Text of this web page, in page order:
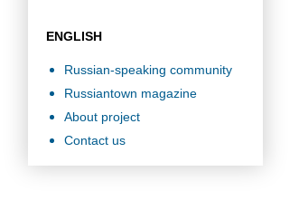
ENGLISH
Russian-speaking community
Russiantown magazine
About project
Contact us